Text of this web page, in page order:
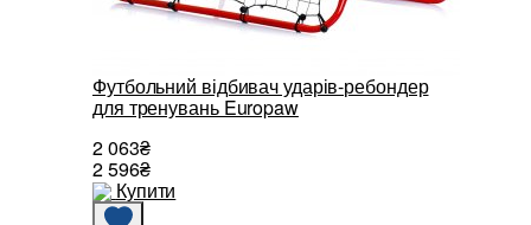
Футбольний відбивач ударів-ребондер
для тренувань Europaw
2 063₴
2 596₴
Купити